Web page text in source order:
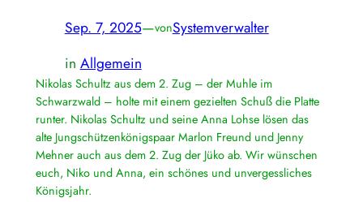
Sep. 7, 2025—vonSystemverwalter
in Allgemein
Nikolas Schultz aus dem 2. Zug – der Muhle im
Schwarzwald – holte mit einem gezielten Schuß die Platte
runter. Nikolas Schultz und seine Anna Lohse lösen das
alte Jungschützenkönigspaar Marlon Freund und Jenny
Mehner auch aus dem 2. Zug der Jüko ab. Wir wünschen
euch, Niko und Anna, ein schönes und unvergessliches
Königsjahr.